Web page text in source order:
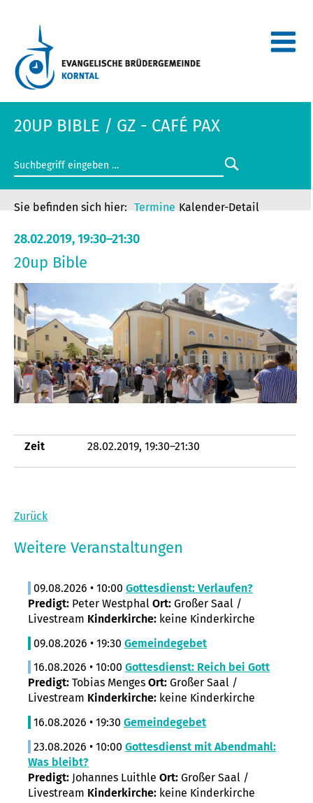
20UP BIBLE / GZ - CAFÉ PAX
Termine Kalender-Detail
28.02.2019, 19:30–21:30
20up Bible
Zeit 28.02.2019, 19:30–21:30
Zurück
Weitere Veranstaltungen
09.08.2026 • 10:00 Gottesdienst: Verlaufen?
Predigt: Peter Westphal Ort: Großer Saal /
Livestream Kinderkirche: keine Kinderkirche
09.08.2026 • 19:30 Gemeindegebet
16.08.2026 • 10:00 Gottesdienst: Reich bei Gott
Predigt: Tobias Menges Ort: Großer Saal /
Livestream Kinderkirche: keine Kinderkirche
16.08.2026 • 19:30 Gemeindegebet
23.08.2026 • 10:00 Gottesdienst mit Abendmahl:
Was bleibt?
Predigt: Johannes Luithle Ort: Großer Saal /
Livestream Kinderkirche: keine Kinderkirche